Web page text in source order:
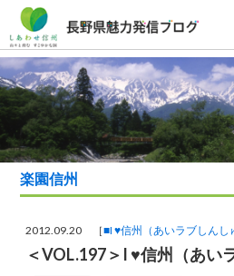
楽園信州
2012.09.20 ［■I ♥信州（あいラブしんし
＜VOL.197＞I ♥信州（あい